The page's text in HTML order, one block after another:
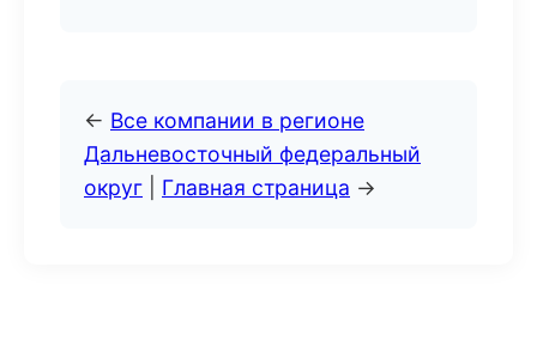
← Все компании в регионе
Дальневосточный федеральный
округ
Главная страница →